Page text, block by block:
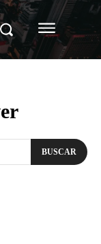
BUSCAR